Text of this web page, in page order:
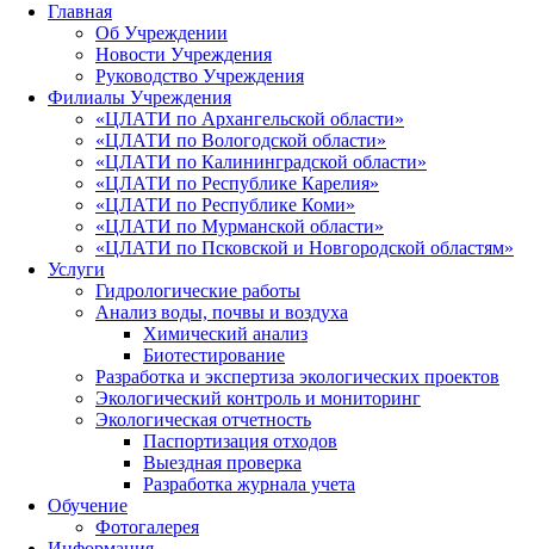
Главная
Об Учреждении
Новости Учреждения
Руководство Учреждения
Филиалы Учреждения
«ЦЛАТИ по Архангельской области»
«ЦЛАТИ по Вологодской области»
«ЦЛАТИ по Калининградской области»
«ЦЛАТИ по Республике Карелия»
«ЦЛАТИ по Республике Коми»
«ЦЛАТИ по Мурманской области»
«ЦЛАТИ по Псковской и Новгородской областям»
Услуги
Гидрологические работы
Анализ воды, почвы и воздуха
Химический анализ
Биотестирование
Разработка и экспертиза экологических проектов
Экологический контроль и мониторинг
Экологическая отчетность
Паспортизация отходов
Выездная проверка
Разработка журнала учета
Обучение
Фотогалерея